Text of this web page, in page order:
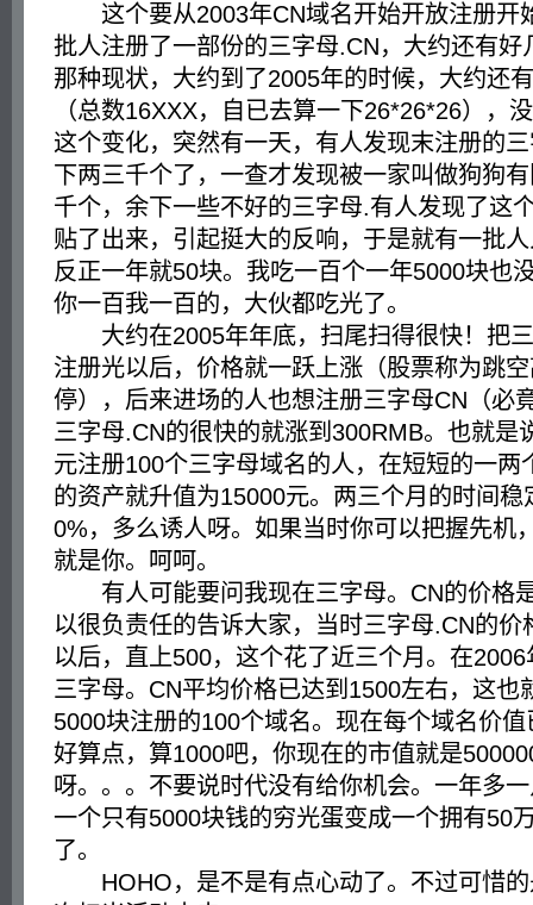
这个要从2003年CN域名开始开放注册开
批人注册了一部份的三字母.CN，大约还有好
那种现状，大约到了2005年的时候，大约还
（总数16XXX，自已去算一下26*26*26），
这个变化，突然有一天，有人发现末注册的
下两三千个了，一查才发现被一家叫做狗狗
千个，余下一些不好的三字母.有人发现了这
贴了出来，引起挺大的反响，于是就有一批
反正一年就50块。我吃一百个一年5000块也
你一百我一百的，大伙都吃光了。
大约在2005年年底，扫尾扫得很快！把
注册光以后，价格就一跃上涨（股票称为跳
停），后来进场的人也想注册三字母CN（必
三字母.CN的很快的就涨到300RMB。也就是
元注册100个三字母域名的人，在短短的一两
的资产就升值为15000元。两三个月的时间稳
0%，多么诱人呀。如果当时你可以把握先机
就是你。呵呵。
有人可能要问我现在三字母。CN的价格
以很负责任的告诉大家，当时三字母.CN的价
以后，直上500，这个花了近三个月。在
三字母。CN平均价格已达到1500左右，这也
5000块注册的100个域名。现在每个域名价
好算点，算1000吧，你现在的市值就是
呀。。。不要说时代没有给你机会。一年多
一个只有5000块钱的穷光蛋变成一个拥有50
了。
HOHO，是不是有点心动了。不过可惜的